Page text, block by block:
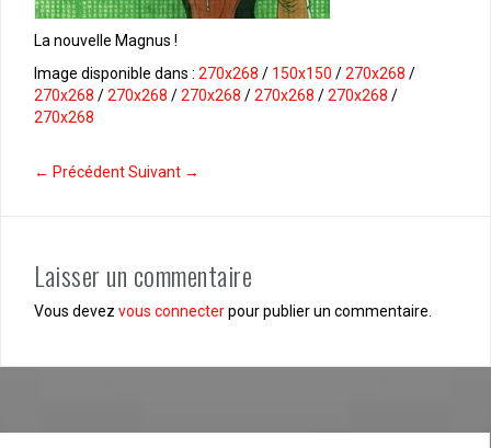
La nouvelle Magnus !
Image disponible dans : 270x268 / 150x150 /270x268 /
270x268 /270x268 /270x268 /270x268 /270x268 /
270x268
← PrécédentSuivant →
Laisser un commentaire
Vous devez vous connecterpour publier un commentaire.